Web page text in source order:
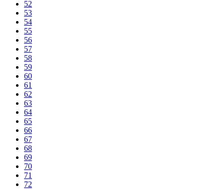
52
53
54
55
56
57
58
59
60
61
62
63
64
65
66
67
68
69
70
71
72